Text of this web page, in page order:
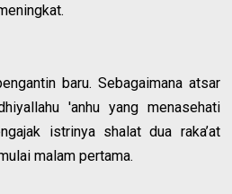
baru. Sebagaimana atsar
'anhu yang menasehati
istrinya shalat dua raka’at
malam pertama.